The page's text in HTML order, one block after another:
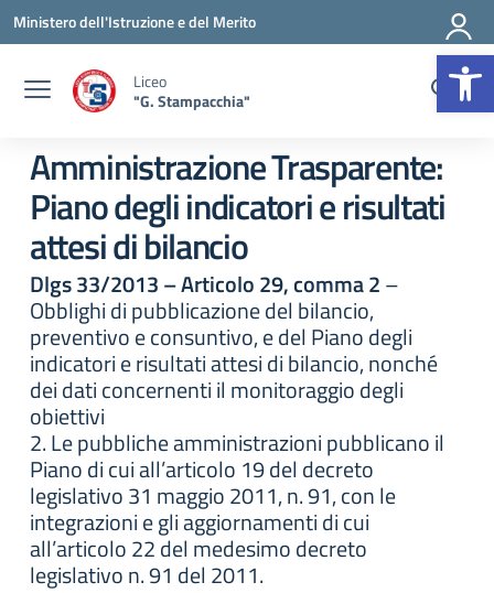
Vai ai contenuti
Vai al menu di navigazione
Vai al footer
Ministero dell'Istruzione e del Merito
Liceo
"G. Stampacchia"
Amministrazione Trasparente:
Piano degli indicatori e risultati
attesi di bilancio
Dlgs 33/2013 – Articolo 29, comma 2–
Obblighi di pubblicazione del bilancio,
preventivo e consuntivo, e del Piano degli
indicatori e risultati attesi di bilancio, nonché
dei dati concernenti il monitoraggio degli
obiettivi
2. Le pubbliche amministrazioni pubblicano il
Piano di cui all’articolo 19 del decreto
legislativo 31 maggio 2011, n. 91, con le
integrazioni e gli aggiornamenti di cui
all’articolo 22 del medesimo decreto
legislativo n. 91 del 2011.